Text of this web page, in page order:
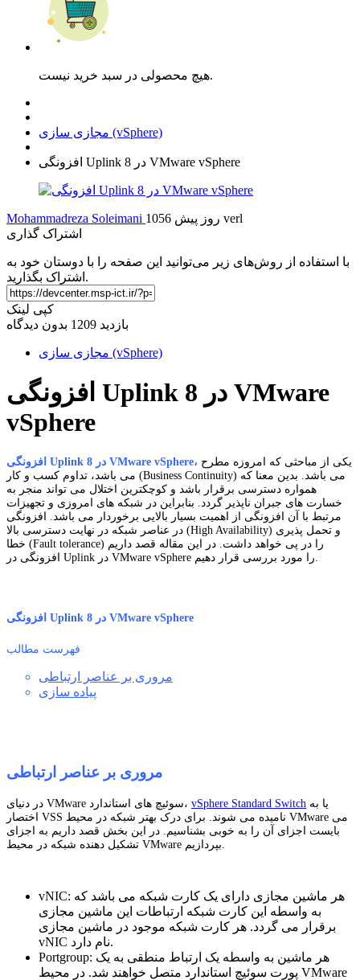
هیچ محصولی در سبد خرید نیست.
مجازی سازی (vSphere)
افزونگی Uplink در 8 VMware vSphere
Mohammadreza Soleimani
verl
اشتراک گذاری
با استفاده از روش‌های زیر می‌توانید این صفحه را با دوستان خود به
اشتراک بگذارید.
کپی لینک
بازدید 1209
بدون دیدگاه
مجازی سازی (vSphere)
افزونگی Uplink در 8 VMware
vSphere
افزونگی Uplink در 8 VMware vSphere،
می باشد، تداوم کسب و کار (Business Continuity) می باشد. بدین معنا که
همواره دسترسی برقرار باشد و کوچکترین اختلال می تواند منجر به
خسارت های جبران ناپذیر گردد. بنابراین در شبکه های امروزی و تجهیزات
مرتبط با آن افزونگی از اهمیت بسیار بالایی برخوردار می باشد. افزونگی
در عناصر شبکه در نهایت دسترسی بالا (High Availability) و تحمل پذیری
خطا (Fault tolerance) را در پی خواهد داشت. در این مقاله قصد داریم
افزونگی Uplink در 8 VMware vSphere
فهرست مطالب
مروری بر عناصر ارتباطی
پیاده سازی
مروری بر عناصر ارتباطی
در دنیای VMware سوئیچ های استاندارد، vSphere Standard Switch
اختصار VSS نامیده می شوند. برای درک بهتر شبکه در محیط VMware می
بایست اجزای آن را به خوبی بشناسیم. در این بخش قصد داریم به اجزای
تشکیل دهنده شبکه در محیط VMware بپردازیم.
vNIC: هر ماشین مجازی دارای یک کارت شبکه می باشد که
به واسطه این کارت شبکه ارتباطات این ماشین مجازی
برقرار می گردد. هر کارت شبکه موجود در ماشین مجازی
vNIC نام دارد.
Portgroup: هر ماشین به واسطه یک ارتباط منطقی به یک
پورت سوئیچ استاندارد متصل خواهند شد. در محیط VMware